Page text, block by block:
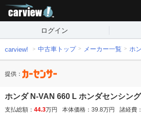
ログイン
carview! 中古車トップ メーカー一覧 ホ
提供：
ホンダ N-VAN 660 L ホンダセンシン
支払総額： 44.3万円 本体価格： 39.8万円 諸経費：